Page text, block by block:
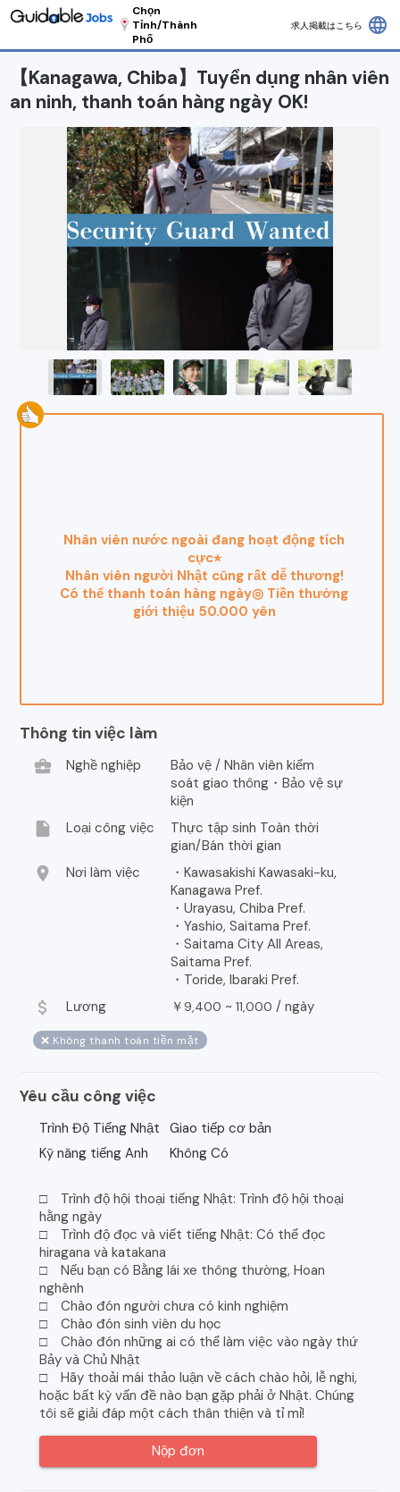
Chọn
Tỉnh/Thành
Phố
求人掲載はこちら language
【Kanagawa, Chiba】Tuyển dụng nhân viên
an ninh, thanh toán hàng ngày OK!
Nhân viên nước ngoài đang hoạt động tích
cực⭐︎
Nhân viên người Nhật cũng rất dễ thương!
Có thể thanh toán hàng ngày◎ Tiền thưởng
giới thiệu 50.000 yên
Thông tin việc làm
business_center
Nghề nghiệp
Bảo vệ / Nhân viên kiểm
soát giao thông・Bảo vệ sự
kiện
insert_drive_file Loại công việc
Thực tập sinh Toàn thời
gian/Bán thời gian
location_on Nơi làm việc
・Kawasakishi Kawasaki-ku,
Kanagawa Pref.
・Urayasu, Chiba Pref.
・Yashio, Saitama Pref.
・Saitama City All Areas,
Saitama Pref.
・Toride, Ibaraki Pref.
attach_money Lương ￥ 9,400 ~ 11,000 / ngày
❌ Không thanh toán tiền mặt
Yêu cầu công việc
Trình Độ Tiếng Nhật
Giao tiếp cơ bản
Kỹ năng tiếng Anh
Không Có
□ Trình độ hội thoại tiếng Nhật: Trình độ hội thoại
hằng ngày
□ Trình độ đọc và viết tiếng Nhật: Có thể đọc
hiragana và katakana
□ Nếu bạn có Bằng lái xe thông thường, Hoan
nghênh
□ Chào đón người chưa có kinh nghiệm
□ Chào đón sinh viên du học
□ Chào đón những ai có thể làm việc vào ngày thứ
Bảy và Chủ Nhật
□ Hãy thoải mái thảo luận về cách chào hỏi, lễ nghi,
hoặc bất kỳ vấn đề nào bạn gặp phải ở Nhật. Chúng
tôi sẽ giải đáp một cách thân thiện và tỉ mỉ!
Nộp đơn